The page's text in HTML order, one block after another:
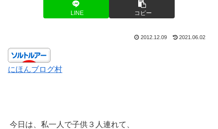
LINE コピー
2012.12.09 2021.06.02
にほんブログ村
今日は、私一人で子供３人連れて、